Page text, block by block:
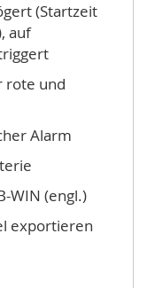
(Startzeit
auf
rote und
Alarm
WIN (engl.)
exportieren